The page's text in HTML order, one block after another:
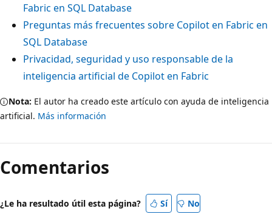
Fabric en SQL Database
Preguntas más frecuentes sobre Copilot en Fabric en
SQL Database
Privacidad, seguridad y uso responsable de la
inteligencia artificial de Copilot en Fabric
Nota: El autor ha creado este artículo con ayuda de inteligencia
artificial. Más información
Comentarios
¿Le ha resultado útil esta página? Sí No